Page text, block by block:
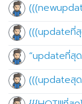
(((updateที่สุ
“updateที่สุ
(((updateสุ